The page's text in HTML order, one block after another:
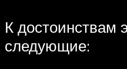
К достоинствам
следующие: